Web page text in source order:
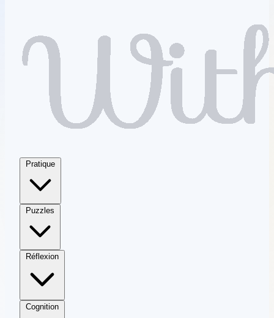
Pratique
Puzzles
Réflexion
Cognition